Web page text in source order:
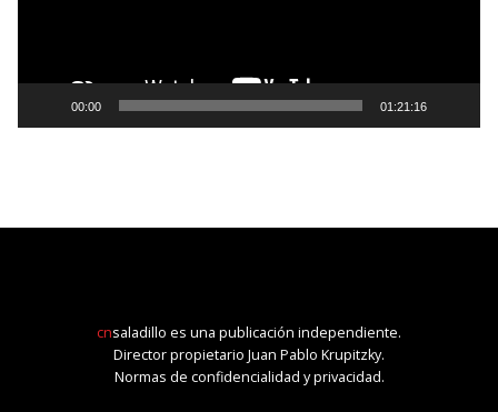
00:00 01:21:16
cnsaladillo es una publicación independiente.
Director propietario Juan Pablo Krupitzky.
Normas de confidencialidad y privacidad.